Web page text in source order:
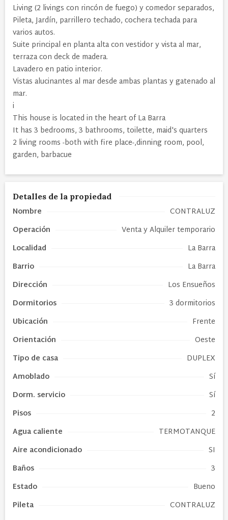
Living (2 livings con rincón de fuego) y comedor separados,
Pileta, Jardín, parrillero techado, cochera techada para
varios autos.
Suite principal en planta alta con vestidor y vista al mar,
terraza con deck de madera.
Lavadero en patio interior.
Vistas alucinantes al mar desde ambas plantas y gatenado al
mar.
i
This house is located in the heart of La Barra
It has 3 bedrooms, 3 bathrooms, toilette, maid's quarters
2 living rooms -both with fire place-,dinning room, pool,
garden, barbacue
Detalles de la propiedad
Nombre
CONTRALUZ
Operación
Venta y Alquiler temporario
Localidad
La Barra
Barrio
La Barra
Dirección
Los Ensueños
Dormitorios
3 dormitorios
Ubicación
Frente
Orientación
Oeste
Tipo de casa
DUPLEX
Amoblado
Sí
Dorm. servicio
Sí
Pisos
2
Agua caliente
TERMOTANQUE
Aire acondicionado
SI
Baños
3
Estado
Bueno
Pileta
CONTRALUZ